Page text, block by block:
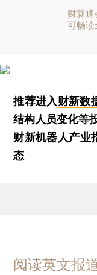
财新通
可畅读
推荐进入财新数
结构人员变化等
财新机器人产业
态
阅读英文报